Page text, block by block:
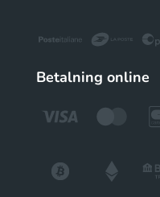
Betalning online